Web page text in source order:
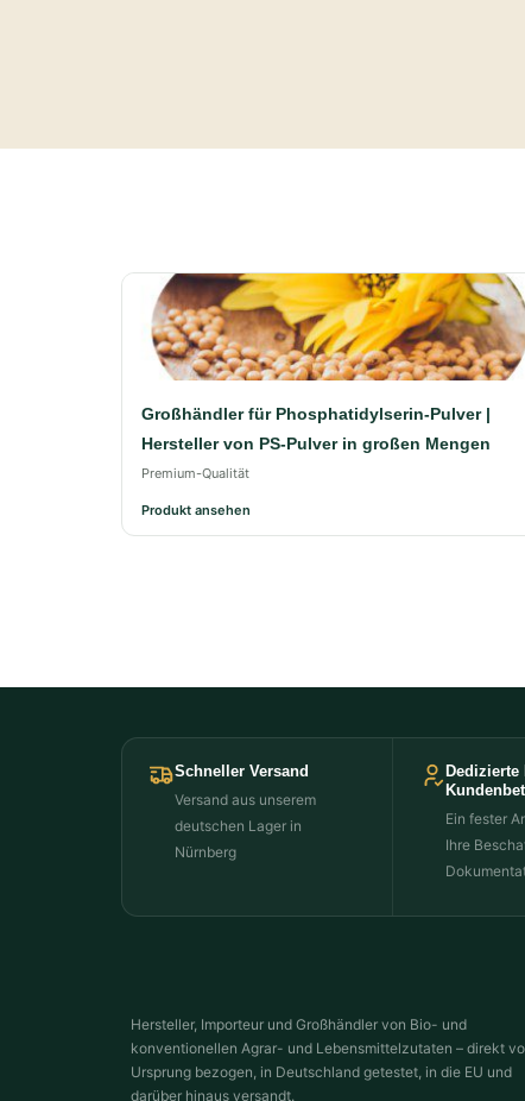
Großhändler für Phosphatidylserin-Pulver |
Hersteller von PS-Pulver in großen Mengen
Premium-Qualität
Produkt ansehen
Schneller Versand
Versand aus unserem
deutschen Lager in
Nürnberg
Dedizierte
Ein fester
Ihre
Hersteller, Importeur und Großhändler von Bio- und
konventionellen Agrar- und Lebensmittelzutaten – direkt
Ursprung bezogen, in Deutschland getestet, in die EU und
darüber hinaus versandt.